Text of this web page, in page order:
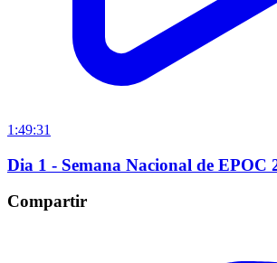
1:49:31
Dia 1 - Semana Nacional de EPOC
Compartir